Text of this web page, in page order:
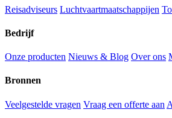
Reisadviseurs Luchtvaartmaatschappijen
Bedrijf
Onze producten Nieuws & Blog Over ons
Bronnen
Veelgestelde vragen Vraag een offerte aan